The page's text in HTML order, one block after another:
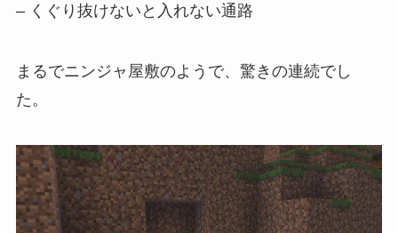
– くぐり抜けないと入れない通路
まるでニンジャ屋敷のようで、驚きの連続でし
た。